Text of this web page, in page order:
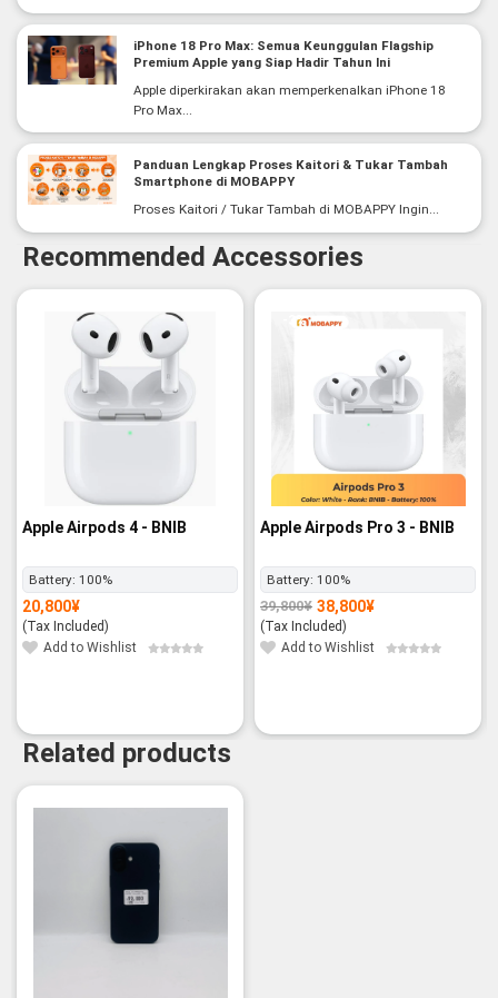
iPhone 18 Pro Max: Semua Keunggulan Flagship
Premium Apple yang Siap Hadir Tahun Ini
Apple diperkirakan akan memperkenalkan iPhone 18
Pro Max...
Panduan Lengkap Proses Kaitori & Tukar Tambah
Smartphone di MOBAPPY
Proses Kaitori / Tukar Tambah di MOBAPPY Ingin...
Recommended Accessories
Apple Airpods 4 - BNIB
Battery: 100%
20,800¥
(Tax Included)
Add to Wishlist
-3%
Apple Airpods Pro 3 - BNIB
Battery: 100%
39,800¥
Original
price
was:
39,800¥.
38,800¥
Current
price
is:
38,800¥.
(Tax Included)
Add to Wishlist
Related products